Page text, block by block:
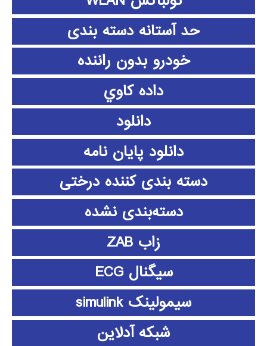
حد آستانه دسته بندی
خودرو بدون راننده
داده كاوي
دانلود
دانلود پايان نامه
دسته بندی کننده درختی
دسته‌بندی نشده
زاب ZAB
سیگنال ECG
سیمولینک simulink
شبکه آدلاین